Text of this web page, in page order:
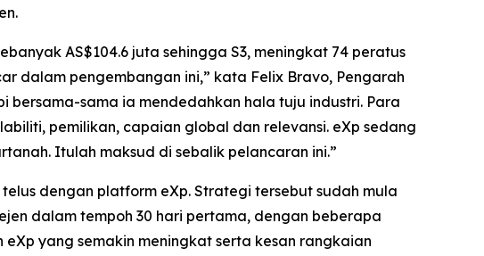
AS$104.6 juta sehingga S3, meningkat 74 peratus
dalam pengembangan ini,” kata Felix Bravo, Pengarah
bersama-sama ia mendedahkan hala tuju industri. Para
pemilikan, capaian global dan relevansi. eXp sedang
Itulah maksud di sebalik pelancaran ini.”
dengan platform eXp. Strategi tersebut sudah mula
dalam tempoh 30 hari pertama, dengan beberapa
yang semakin meningkat serta kesan rangkaian